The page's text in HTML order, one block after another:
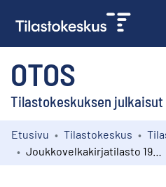
OTOS
Tilastokeskuksen julkaisut
Kokoelmat
Etusivu Tilastokeskus